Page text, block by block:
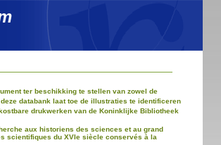
ter beschikking te stellen van zowel de
databank laat toe de illustraties te identificeren
drukwerken van de Koninklijke Bibliotheek
aux historiens des sciences et au grand
scientifiques du XVIe siècle conservés à la